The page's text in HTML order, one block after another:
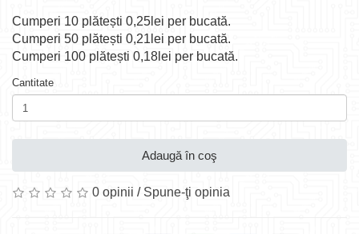
Cumperi 10 plătești 0,25lei per bucată.
Cumperi 50 plătești 0,21lei per bucată.
Cumperi 100 plătești 0,18lei per bucată.
Cantitate
Adaugă în coş
0 opinii / Spune-ţi opinia